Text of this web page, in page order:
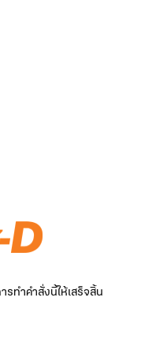
ทำคำสั่งนี้ให้เสร็จสิ้น